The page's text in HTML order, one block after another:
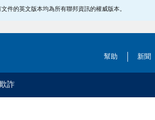
件的英文版本均為所有聯邦資訊的權威版本。
幫助 新聞
詐